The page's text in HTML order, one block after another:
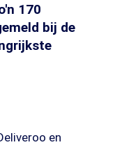
170
bij de
en